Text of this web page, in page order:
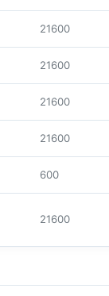
21600
21600
21600
21600
600
21600